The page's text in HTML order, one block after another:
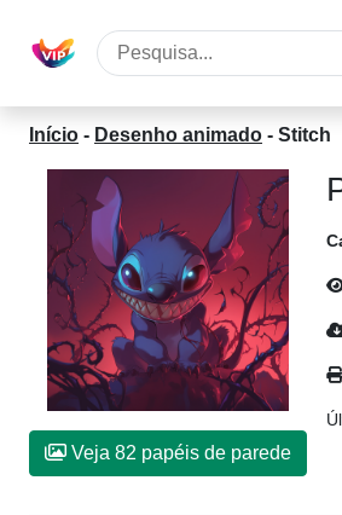
Início - Desenho animado - Stitch
Veja 82 papéis de parede